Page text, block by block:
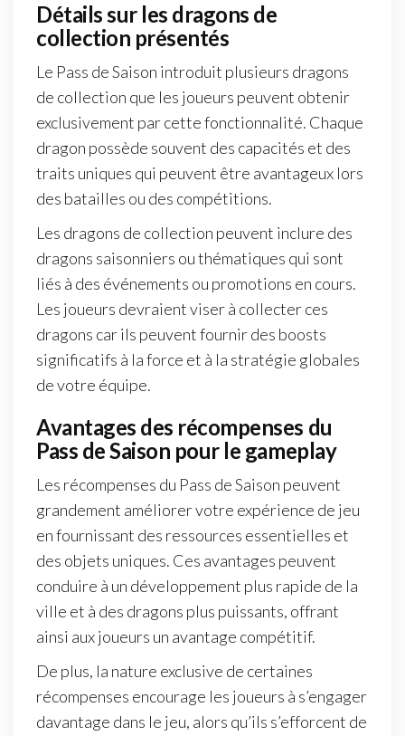
Détails sur les dragons de
collection présentés
Le Pass de Saison introduit plusieurs dragons
de collection que les joueurs peuvent obtenir
exclusivement par cette fonctionnalité. Chaque
dragon possède souvent des capacités et des
traits uniques qui peuvent être avantageux lors
des batailles ou des compétitions.
Les dragons de collection peuvent inclure des
dragons saisonniers ou thématiques qui sont
liés à des événements ou promotions en cours.
Les joueurs devraient viser à collecter ces
dragons car ils peuvent fournir des boosts
significatifs à la force et à la stratégie globales
de votre équipe.
Avantages des récompenses du
Pass de Saison pour le gameplay
Les récompenses du Pass de Saison peuvent
grandement améliorer votre expérience de jeu
en fournissant des ressources essentielles et
des objets uniques. Ces avantages peuvent
conduire à un développement plus rapide de la
ville et à des dragons plus puissants, offrant
ainsi aux joueurs un avantage compétitif.
De plus, la nature exclusive de certaines
récompenses encourage les joueurs à s’engager
davantage dans le jeu, alors qu’ils s’efforcent de